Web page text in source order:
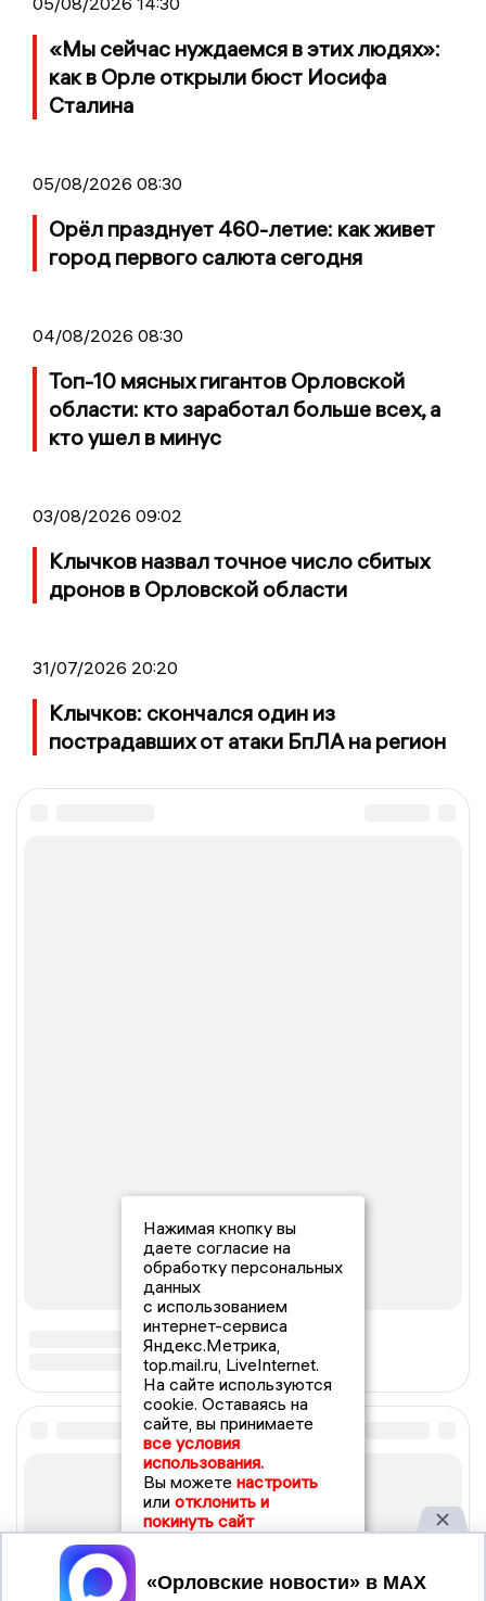
«Мы сейчас нуждаемся в этих людях»:
как в Орле открыли бюст Иосифа
Сталина
05/08/2026 08:30
Орёл празднует 460-летие: как живет
город первого салюта сегодня
04/08/2026 08:30
Топ-10 мясных гигантов Орловской
области: кто заработал больше всех, а
кто ушел в минус
03/08/2026 09:02
Клычков назвал точное число сбитых
дронов в Орловской области
31/07/2026 20:20
Клычков: скончался один из
пострадавших от атаки БпЛА на регион
Нажимая кнопку вы
даете согласие на
обработку персональных
данных
с использованием
интернет-сервиса
Яндекс.Метрика,
top.mail.ru, LiveInternet.
На сайте используются
cookie. Оставаясь на
сайте, вы принимаете
все условия
использования.
Вы можете настроить
или отклонить и
покинуть сайт
Принять